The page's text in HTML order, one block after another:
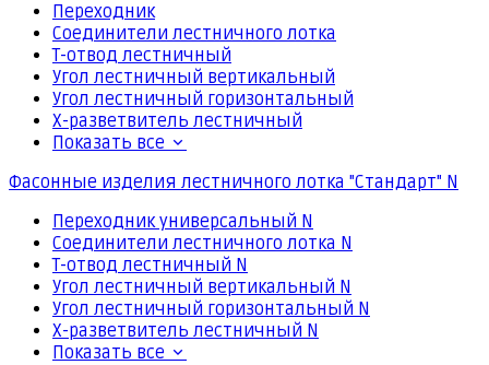
Переходник
Соединители лестничного лотка
Т-отвод лестничный
Угол лестничный вертикальный
Угол лестничный горизонтальный
Х-разветвитель лестничный
Показать все
Фасонные изделия лестничного лотка "Стандарт" N
Переходник универсальный N
Соединители лестничного лотка N
Т-отвод лестничный N
Угол лестничный вертикальный N
Угол лестничный горизонтальный N
Х-разветвитель лестничный N
Показать все